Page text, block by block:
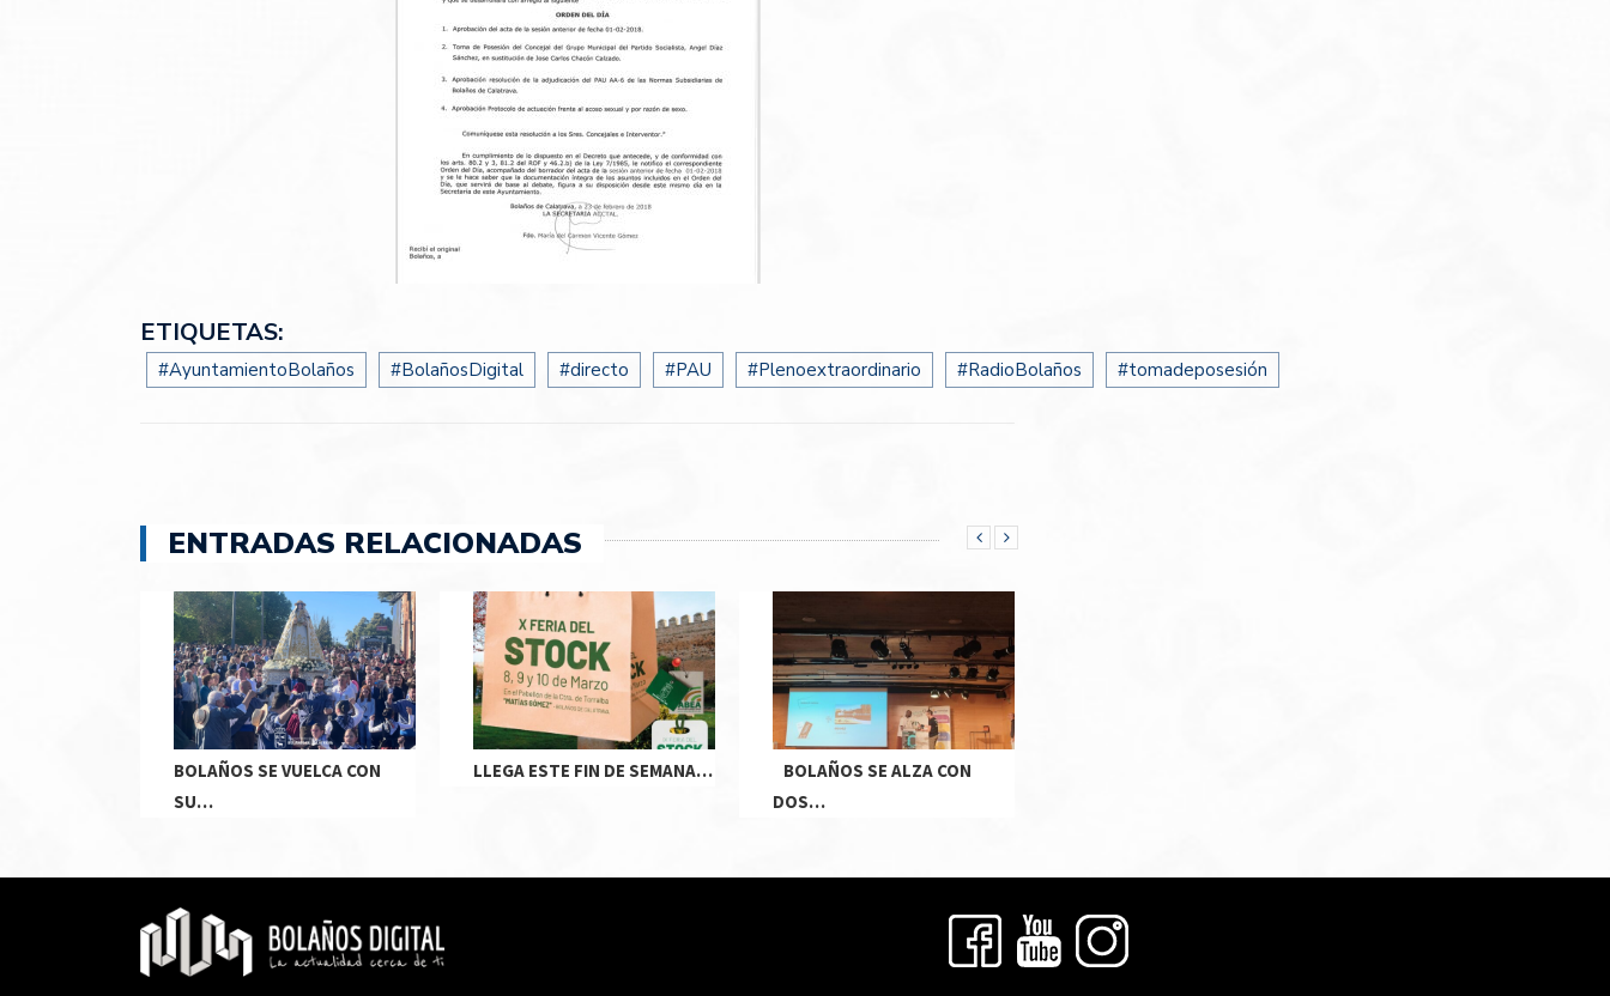
ETIQUETAS:
#AyuntamientoBolaños #BolañosDigital #directo #PAU #Plenoextraordinario #RadioBolaños #tomadeposesión
ENTRADAS RELACIONADAS
BOLAÑOS SE VUELCA CON
SU…
LLEGA ESTE FIN DE SEMANA…
BOLAÑOS SE ALZA CON
DOS…